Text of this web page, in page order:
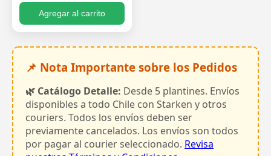
Agregar al carrito
📌 Nota Importante sobre los Pedidos
🌿 Catálogo Detalle: Desde 5 plantines. Envíos
disponibles a todo Chile con Starken y otros
couriers. Todos los envíos deben ser
previamente cancelados. Los envíos son todos
por pagar al courier seleccionado. Revisa